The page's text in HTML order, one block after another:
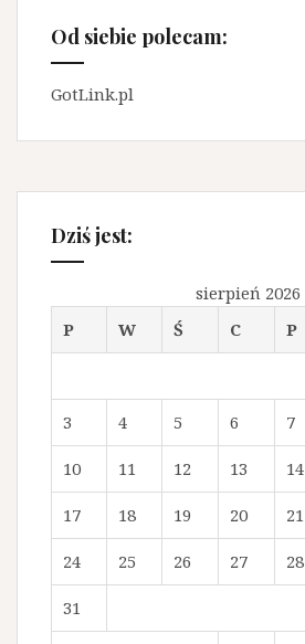
Od siebie polecam:
GotLink.pl
Dziś jest:
sierpień 2026
P
W Ś C P
3 4 5 6 7
10 11 12 13 14
17 18 19 20 21
24 25 26 27 28
31